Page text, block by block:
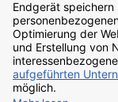
Fax+49 (0) 37 62 /
Mo - Do9:00 Uhr -
Uhr
Fr9:00 Uhr - 13:00